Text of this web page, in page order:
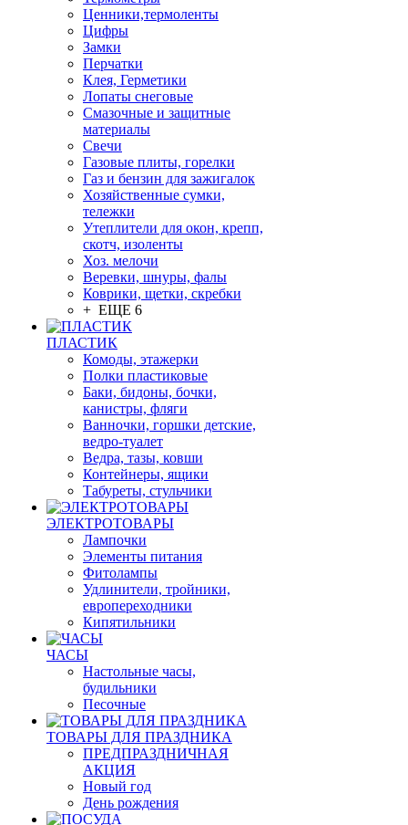
Ценники,термоленты
Цифры
Замки
Перчатки
Клея, Герметики
Лопаты снеговые
Смазочные и защитные
материалы
Свечи
Газовые плиты, горелки
Газ и бензин для зажигалок
Хозяйственные сумки,
тележки
Утеплители для окон, крепп,
скотч, изоленты
Хоз. мелочи
Веревки, шнуры, фалы
Коврики, щетки, скребки
+ ЕЩЕ 6
ПЛАСТИК
Комоды, этажерки
Полки пластиковые
Баки, бидоны, бочки,
канистры, фляги
Ванночки, горшки детские,
ведро-туалет
Ведра, тазы, ковши
Контейнеры, ящики
Табуреты, стульчики
ЭЛЕКТРОТОВАРЫ
Лампочки
Элементы питания
Фитолампы
Удлинители, тройники,
европереходники
Кипятильники
ЧАСЫ
Настольные часы,
будильники
Песочные
ТОВАРЫ ДЛЯ ПРАЗДНИКА
ПРЕДПРАЗДНИЧНАЯ
АКЦИЯ
Новый год
День рождения